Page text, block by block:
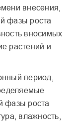
внесения,
фазы роста
вносимых
растений и
период,
фазы роста
влажность,